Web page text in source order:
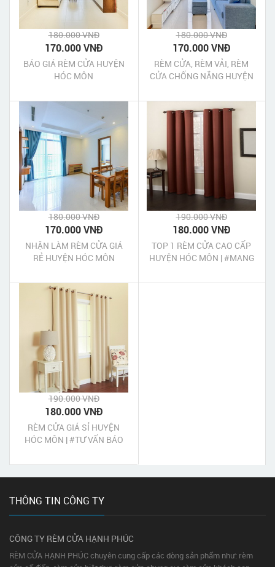
180.000 VNĐ
170.000 VNĐ
BÁO GIÁ RÈM CỬA HUYỆN
HÓC MÔN
180.000 VNĐ
170.000 VNĐ
RÈM CỬA, RÈM VẢI, RÈM
CỬA CHỐNG NẮNG HUYỆN
180.000 VNĐ
170.000 VNĐ
NHẬN LÀM RÈM CỬA GIÁ
RẺ HUYỆN HÓC MÔN
190.000 VNĐ
180.000 VNĐ
TOP 1 RÈM CỬA CAO CẤP
HUYỆN HÓC MÔN | #MANG
NHÀ
190.000 VNĐ
180.000 VNĐ
RÈM CỬA GIÁ SỈ HUYỆN
HÓC MÔN | #TƯ VẤN BÁO
THÔNG TIN CÔNG TY
CÔNG TY RÈM CỬA HẠNH PHÚC
RÈM CỬA HẠNH PHÚC chuyên cung cấp các dòng sản phẩm như: rèm